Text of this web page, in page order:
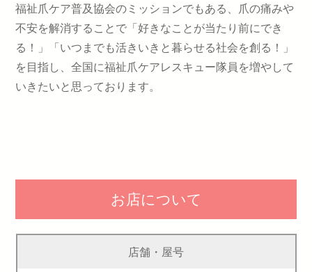
福祉爪ケア普及協会のミッションでもある、爪の痛みや
不安を解消することで「好きなことが当たり前にでき
る！」「いつまでも活きいきと暮らせる社会を創る！」
を目指し、全国に福祉爪ケアレスキュー隊員を増やして
いきたいと思っております。
お店について
店舗・屋号